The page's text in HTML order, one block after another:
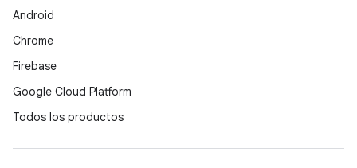
Android
Chrome
Firebase
Google Cloud Platform
Todos los productos